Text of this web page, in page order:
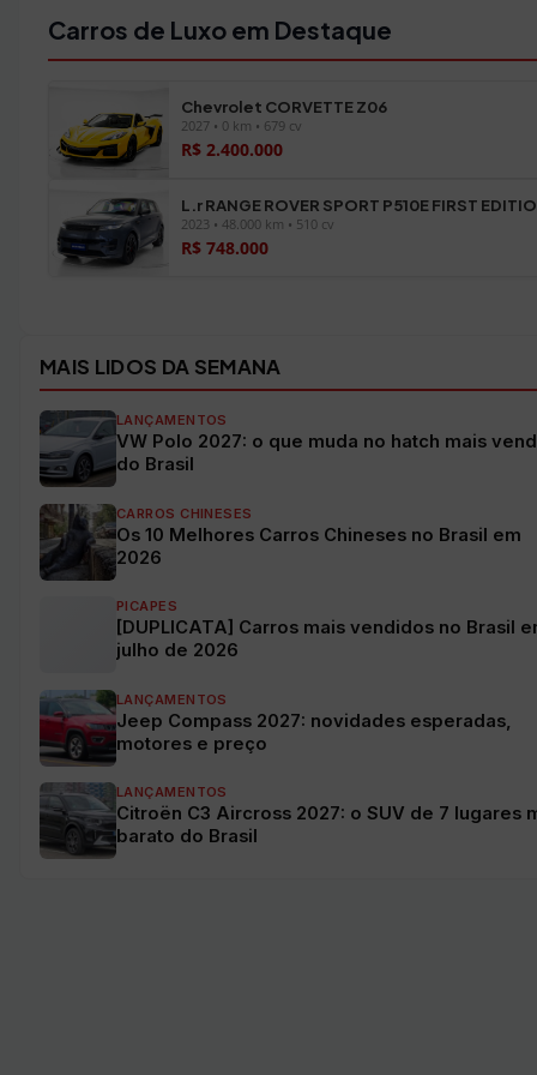
Carros de Luxo em Destaque
Chevrolet CORVETTE Z06
2027 • 0 km • 679 cv
R$ 2.400.000
L.r RANGE ROVER SPORT P510E FIRST
2023 • 48.000 km • 510 cv
R$ 748.000
MAIS LIDOS DA SEMANA
LANÇAMENTOS
VW Polo 2027: o que muda no hatch mais
do Brasil
CARROS CHINESES
Os 10 Melhores Carros Chineses no Brasil em
2026
PICAPES
[DUPLICATA] Carros mais vendidos no Brasil
julho de 2026
LANÇAMENTOS
Jeep Compass 2027: novidades esperadas,
motores e preço
LANÇAMENTOS
Citroën C3 Aircross 2027: o SUV de 7 lugares
barato do Brasil